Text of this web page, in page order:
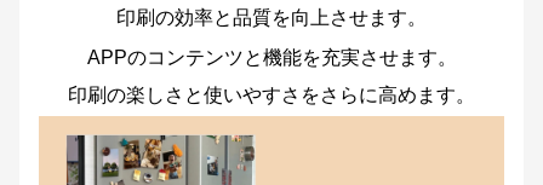
印刷の効率と品質を向上させます。
APPのコンテンツと機能を充実させます。
印刷の楽しさと使いやすさをさらに高めます。